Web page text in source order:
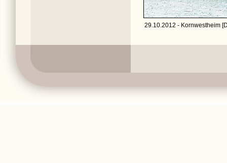
29.10.2012 - Kornwestheim